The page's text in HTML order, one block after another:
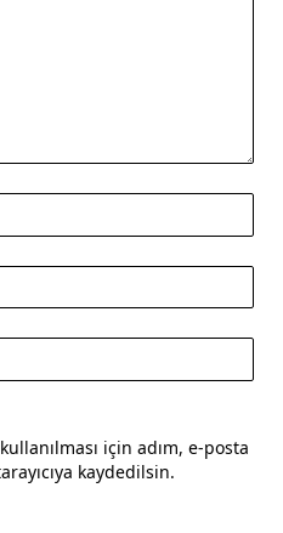
için adım, e-posta
kaydedilsin.